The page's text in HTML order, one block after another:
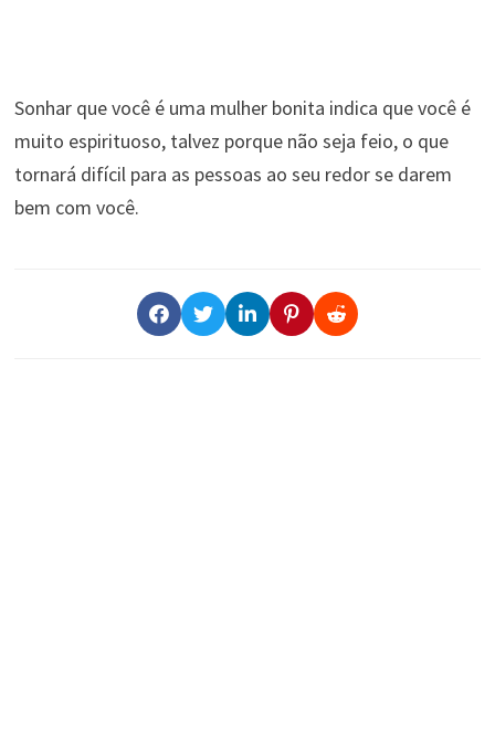
Sonhar que você é uma mulher bonita indica que você é
muito espirituoso, talvez porque não seja feio, o que
tornará difícil para as pessoas ao seu redor se darem
bem com você.